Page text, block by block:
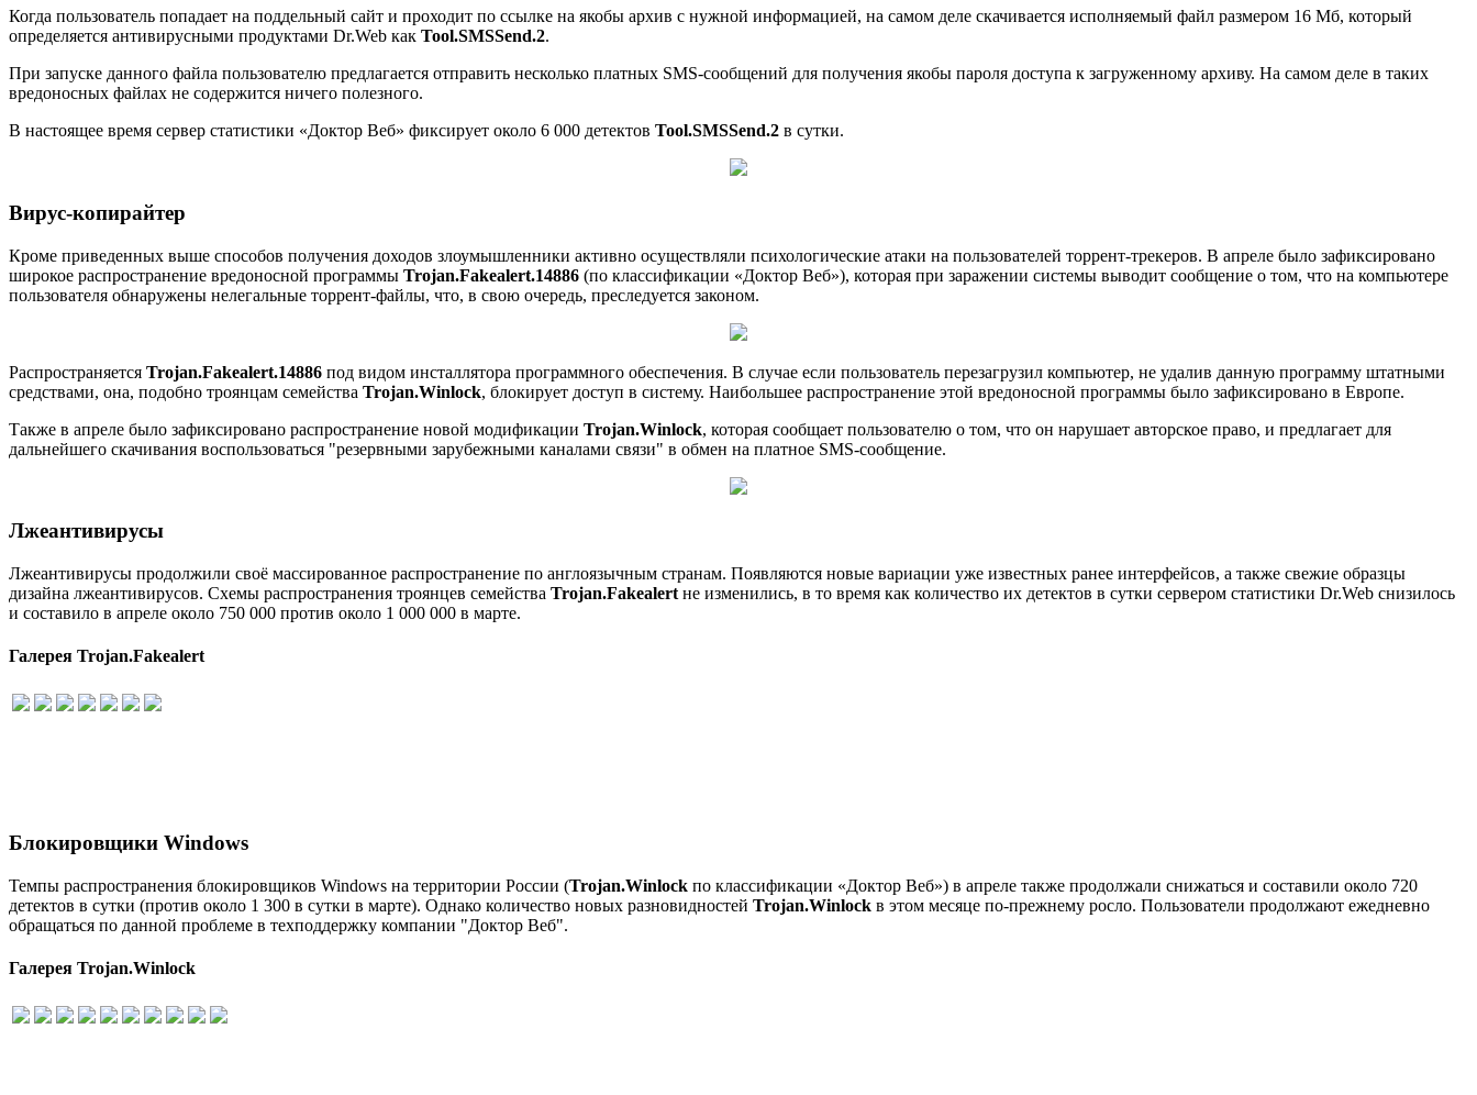
Когда пользователь попадает на поддельный сайт и проходит по ссылке на якобы архив с нужной информацией, на самом деле скачивается исполняемый файл размером 16 Мб, который
определяется антивирусными продуктами Dr.Web как Tool.SMSSend.2.
При запуске данного файла пользователю предлагается отправить несколько платных SMS-сообщений для получения якобы пароля доступа к загруженному архиву. На самом деле в таких
вредоносных файлах не содержится ничего полезного.
В настоящее время сервер статистики «Доктор Веб» фиксирует около 6 000 детектов Tool.SMSSend.2 в сутки.
Вирус-копирайтер
Кроме приведенных выше способов получения доходов злоумышленники активно осуществляли психологические атаки на пользователей торрент-трекеров. В апреле было зафиксировано
широкое распространение вредоносной программы Trojan.Fakealert.14886 (по классификации «Доктор Веб»), которая при заражении системы выводит сообщение о том, что на компьютере
пользователя обнаружены нелегальные торрент-файлы, что, в свою очередь, преследуется законом.
Распространяется Trojan.Fakealert.14886 под видом инсталлятора программного обеспечения. В случае если пользователь перезагрузил компьютер, не удалив данную программу штатными
средствами, она, подобно троянцам семейства Trojan.Winlock, блокирует доступ в систему. Наибольшее распространение этой вредоносной программы было зафиксировано в Европе.
Также в апреле было зафиксировано распространение новой модификации Trojan.Winlock, которая сообщает пользователю о том, что он нарушает авторское право, и предлагает для
дальнейшего скачивания воспользоваться "резервными зарубежными каналами связи" в обмен на платное SMS-сообщение.
Лжеантивирусы
Лжеантивирусы продолжили своё массированное распространение по англоязычным странам. Появляются новые вариации уже известных ранее интерфейсов, а также свежие образцы
дизайна лжеантивирусов. Схемы распространения троянцев семейства Trojan.Fakealert не изменились, в то время как количество их детектов в сутки сервером статистики Dr.Web снизилось
и составило в апреле около 750 000 против около 1 000 000 в марте.
Галерея Trojan.Fakealert
Блокировщики Windows
Темпы распространения блокировщиков Windows на территории России (Trojan.Winlock по классификации «Доктор Веб») в апреле также продолжали снижаться и составили около 720
детектов в сутки (против около 1 300 в сутки в марте). Однако количество новых разновидностей Trojan.Winlock в этом месяце по-прежнему росло. Пользователи продолжают ежедневно
обращаться по данной проблеме в техподдержку компании "Доктор Веб".
Галерея Trojan.Winlock